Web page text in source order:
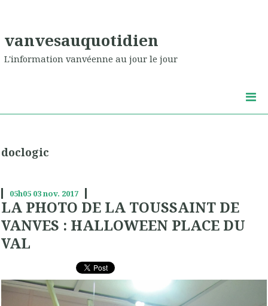
vanvesauquotidien
L'information vanvéenne au jour le jour
doclogic
05h05 03nov. 2017
LA PHOTO DE LA TOUSSAINT DE
VANVES : HALLOWEEN PLACE DU
VAL